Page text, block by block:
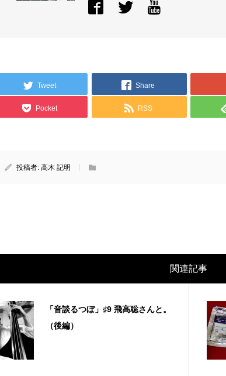
Tweet Share
Pocket RSS
投稿者:高木 記明
関連記事
「音談るつぼ」♯9 飛高聡さんと。
（後編）
映画レ
ん映画「